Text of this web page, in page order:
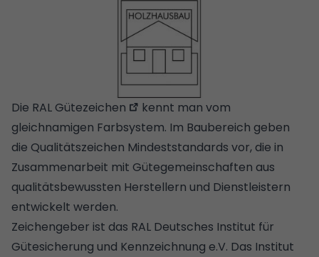
Die RAL Gütezeichen
kennt man vom
gleichnamigen Farbsystem. Im Baubereich geben
die Qualitätszeichen Mindeststandards vor, die in
Zusammenarbeit mit Gütegemeinschaften aus
qualitätsbewussten Herstellern und Dienstleistern
entwickelt werden.
Zeichengeber ist das RAL Deutsches Institut für
Gütesicherung und Kennzeichnung e.V. Das Institut